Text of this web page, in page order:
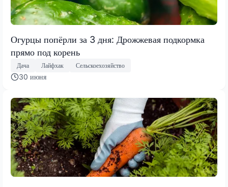
Огурцы попёрли за 3 дня: Дрожжевая подкормка
прямо под корень
Дача Лайфхак Сельскоехозяйство
30 июня